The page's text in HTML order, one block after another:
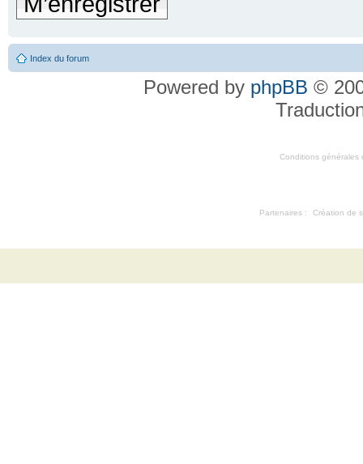
Index du forum
Powered by phpBB ©
Conditions générales
Partenaires : Création de